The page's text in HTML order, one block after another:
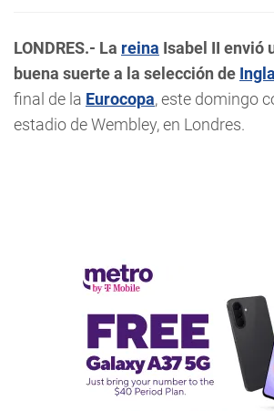
LONDRES.- La reina Isabel II envió
buena suerte a la selección de
final de la Eurocopa, este domingo
estadio de Wembley, en Londres.